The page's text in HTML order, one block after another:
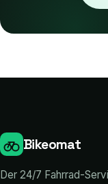
Bikeomat
Der 24/7 Fahrrad-